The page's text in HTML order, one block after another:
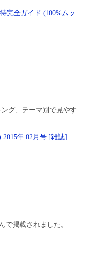
完全ガイド (100%ムッ
グ、テーマ別で見やす
年 02月号 [雑誌]
で掲載されました。